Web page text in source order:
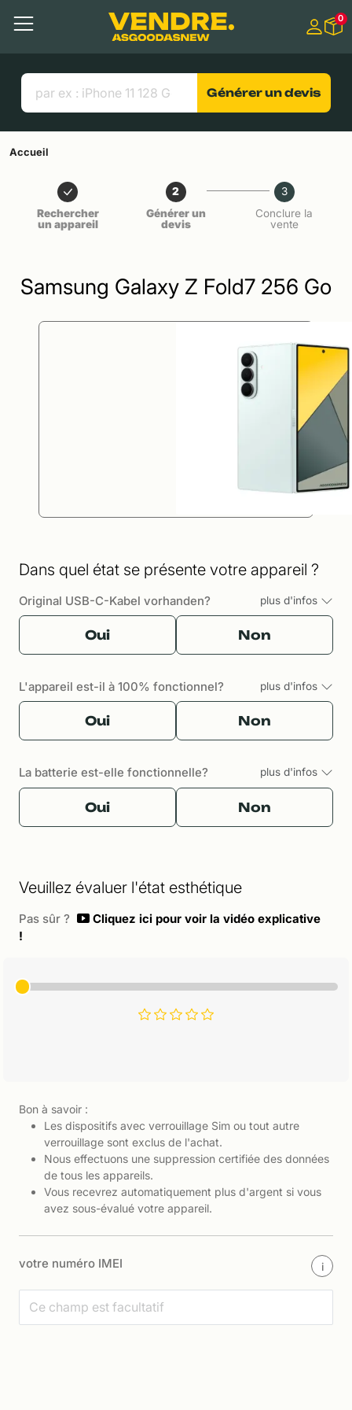
Contenu principal
Menu
Liens utiles
0
Générer un devis
Accueil
Rechercher
un appareil
2
Générer un
devis
3
Conclure la
vente
Samsung Galaxy Z Fold7 256 Go
Dans quel état se présente votre appareil ?
Original USB-C-Kabel vorhanden? plus d'infos
Oui Non
L'appareil est-il à 100% fonctionnel? plus d'infos
Oui Non
La batterie est-elle fonctionnelle? plus d'infos
Oui Non
Veuillez évaluer l'état esthétique
Pas sûr ?
Cliquez ici pour voir la vidéo explicative
!
Bon à savoir :
Les dispositifs avec verrouillage Sim ou tout autre
verrouillage sont exclus de l'achat.
Nous effectuons une suppression certifiée des données
de tous les appareils.
Vous recevrez automatiquement plus d'argent si vous
avez sous-évalué votre appareil.
votre numéro IMEI i